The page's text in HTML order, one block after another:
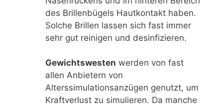
des Brillenbügels Hautkontakt haben.
Solche Brillen lassen sich fast immer
sehr gut reinigen und desinfizieren.
Gewichtswesten werden von fast
allen Anbietern von
Alterssimulationsanzügen genutzt, um
Kraftverlust zu simulieren. Da manche